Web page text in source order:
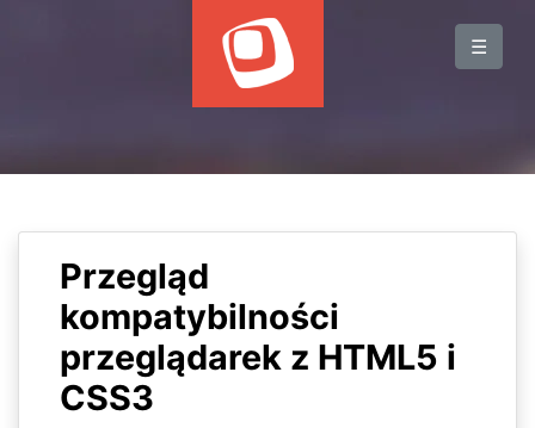
☰
BLOG
WYDARZENIA
HOSTING
Przegląd
kompatybilności
przeglądarek z HTML5 i
CSS3